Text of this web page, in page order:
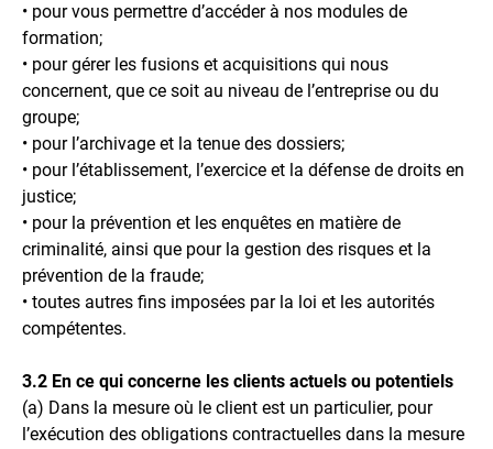
• pour vous permettre d’accéder à nos modules de
formation;
• pour gérer les fusions et acquisitions qui nous
concernent, que ce soit au niveau de l’entreprise ou du
groupe;
• pour l’archivage et la tenue des dossiers;
• pour l’établissement, l’exercice et la défense de droits en
justice;
• pour la prévention et les enquêtes en matière de
criminalité, ainsi que pour la gestion des risques et la
prévention de la fraude;
• toutes autres fins imposées par la loi et les autorités
compétentes.
3.2 En ce qui concerne les clients actuels ou potentiels
(a) Dans la mesure où le client est un particulier, pour
l’exécution des obligations contractuelles dans la mesure